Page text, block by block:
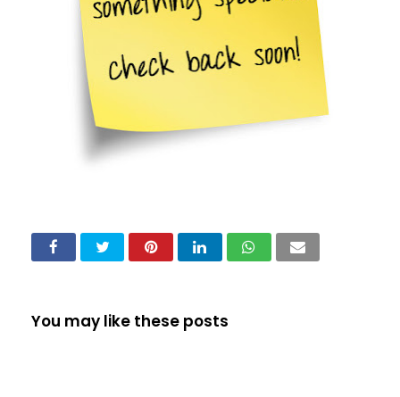
You may like these posts